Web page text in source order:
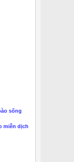
sống
miễn dịch